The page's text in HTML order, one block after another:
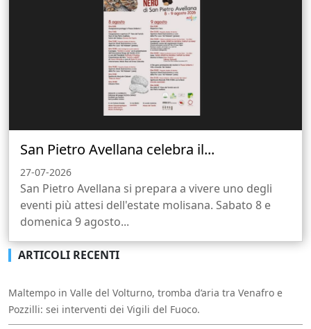
San Pietro Avellana celebra il...
27-07-2026
San Pietro Avellana si prepara a vivere uno degli
eventi più attesi dell'estate molisana. Sabato 8 e
domenica 9 agosto...
ARTICOLI RECENTI
Maltempo in Valle del Volturno, tromba d’aria tra Venafro e
Pozzilli: sei interventi dei Vigili del Fuoco.